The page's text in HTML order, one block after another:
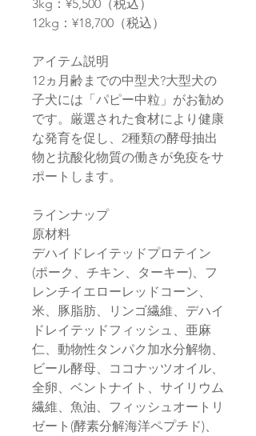
3kg：¥5,500（税込）
12kg：¥18,700（税込）
アイテム説明
12ヵ月齢までの中型犬?大型犬の
子犬には「パピー中粒」がお勧め
です。厳選された食材により健康
な発育を促し、2種類の酵母抽出
物と抗酸化物質の働きが免疫をサ
ポートします。
ラインナップ
原材料
デハイドレイテッドプロテイン
(ポーク、チキン、ターキー)、フ
レンチイエローレッドコーン、
米、豚脂肪、リンゴ繊維、デハイ
ドレイテッドフィッシュ、亜麻
仁、動物性タンパク加水分解物、
ビール酵母、ココナッツオイル、
全卵、ベントナイト、サイリウム
繊維、魚油、フィッシュオートリ
ゼート(酵素分解海洋ペプチド)、